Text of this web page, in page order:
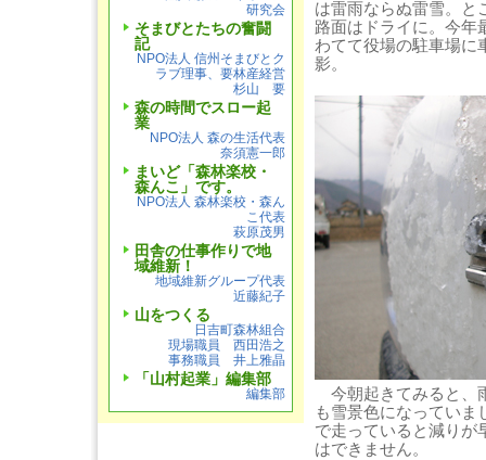
は雷雨ならぬ雷雪。と
路面はドライに。今年
わてて役場の駐車場に
影。
今朝起きてみると、
も雪景色になってい
で走っていると減りが
はできません。
研究会
そまびとたちの奮闘
記
NPO法人 信州そまびとク
ラブ理事、要林産経営
杉山 要
森の時間でスロー起
業
NPO法人 森の生活代表
奈須憲一郎
まいど「森林楽校・
森んこ」です。
NPO法人 森林楽校・森ん
こ代表
萩原茂男
田舎の仕事作りで地
域維新！
地域維新グループ代表
近藤紀子
山をつくる
日吉町森林組合
現場職員 西田浩之
事務職員 井上雅晶
「山村起業」編集部
編集部